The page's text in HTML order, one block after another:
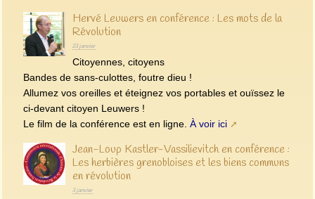
Hervé Leuwers en conférence : Les mots de la
Révolution
23 janvier
Citoyennes, citoyens
Bandes de sans-culottes, foutre dieu !
Allumez vos oreilles et éteignez vos portables et ouïssez le
ci-devant citoyen Leuwers !
Le film de la conférence est en ligne. À voir ici
Jean-Loup Kastler-Vassilievitch en conférence :
Les herbières grenobloises et les biens communs
en révolution
3 janvier